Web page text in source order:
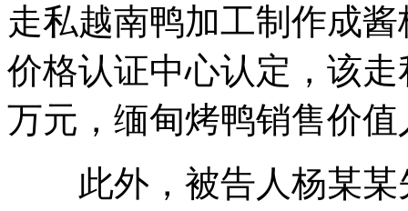
走私越南鸭加工制作成
价格认证中心认定，该
万元，缅甸烤鸭销售价值
此外，被告人杨某某